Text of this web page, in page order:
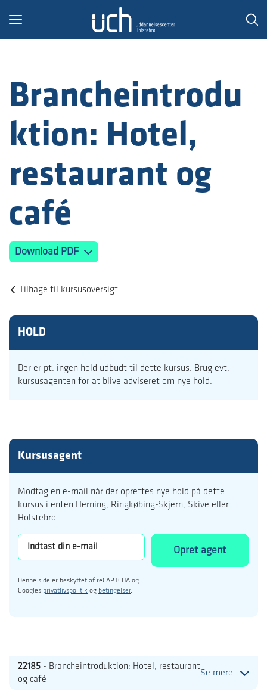
Toggle
Brancheintrodu
ktion: Hotel,
restaurant og
café
Download PDF
Tilbage til kursusoversigt
HOLD
Der er pt. ingen hold udbudt til dette kursus. Brug evt.
kursusagenten for at blive adviseret om nye hold.
Kursusagent
Modtag en e-mail når der oprettes nye hold på dette
kursus i enten Herning, Ringkøbing-Skjern, Skive eller
Holstebro.
Opret agent
Denne side er beskyttet af reCAPTCHA og
Googles privatlivspolitik og betingelser.
22185 - Brancheintroduktion: Hotel, restaurant
og café
Se mere